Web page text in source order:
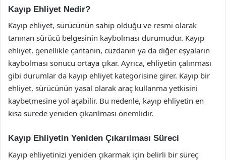
Kayıp Ehliyet Nedir?
Kayıp ehliyet, sürücünün sahip olduğu ve resmi olarak
tanınan sürücü belgesinin kaybolması durumudur. Kayıp
ehliyet, genellikle çantanın, cüzdanın ya da diğer eşyaların
kaybolması sonucu ortaya çıkar. Ayrıca, ehliyetin çalınması
gibi durumlar da kayıp ehliyet kategorisine girer. Kayıp bir
ehliyet, sürücünün yasal olarak araç kullanma yetkisini
kaybetmesine yol açabilir. Bu nedenle, kayıp ehliyetin en
kısa sürede yeniden çıkarılması önemlidir.
Kayıp Ehliyetin Yeniden Çıkarılması Süreci
Kayıp ehliyetinizi yeniden çıkarmak için belirli bir süreç